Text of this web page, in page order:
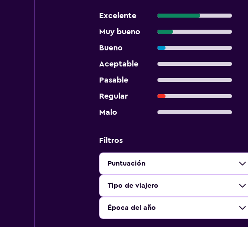
Excelente
Muy bueno
Bueno
Aceptable
Pasable
Regular
Malo
Filtros
Puntuación
Tipo de viajero
Época del año